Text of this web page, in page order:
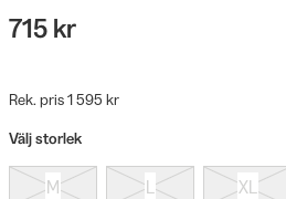
715 kr
Rek. pris 1 595 kr
Välj storlek
M L XL